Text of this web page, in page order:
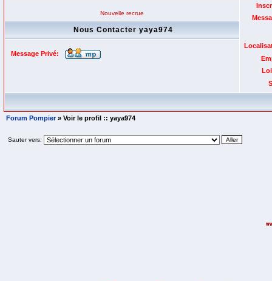
Nouvelle recrue
Nous Contacter yaya974
Message Privé:
Forum Pompier» Voir le profil :: yaya974
Sauter vers: